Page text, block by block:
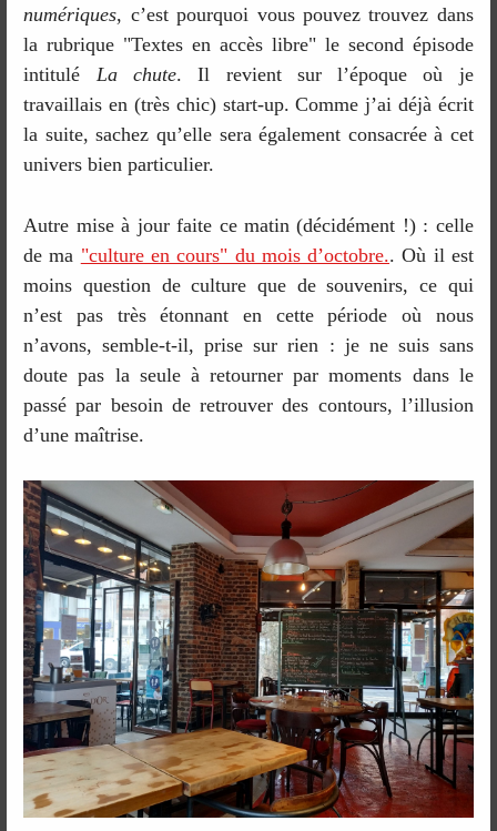
numériques, c’est pourquoi vous pouvez trouvez dans
la rubrique "Textes en accès libre" le second épisode
intitulé La chute. Il revient sur l’époque où je
travaillais en (très chic) start-up. Comme j’ai déjà écrit
la suite, sachez qu’elle sera également consacrée à cet
univers bien particulier.
Autre mise à jour faite ce matin (décidément !) : celle
de ma "culture en cours" du mois d’octobre.. Où il est
moins question de culture que de souvenirs, ce qui
n’est pas très étonnant en cette période où nous
n’avons, semble-t-il, prise sur rien : je ne suis sans
doute pas la seule à retourner par moments dans le
passé par besoin de retrouver des contours, l’illusion
d’une maîtrise.